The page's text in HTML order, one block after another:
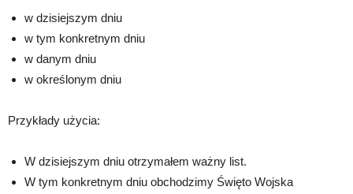
w dzisiejszym dniu
w tym konkretnym dniu
w danym dniu
w określonym dniu
Przykłady użycia:
W dzisiejszym dniu otrzymałem ważny list.
W tym konkretnym dniu obchodzimy Święto Wojska